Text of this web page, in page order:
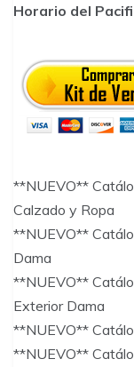
Horario del
**NUEVO**
Calzado y Ropa
**NUEVO**
Dama
**NUEVO**
Exterior Dama
**NUEVO**
**NUEVO**